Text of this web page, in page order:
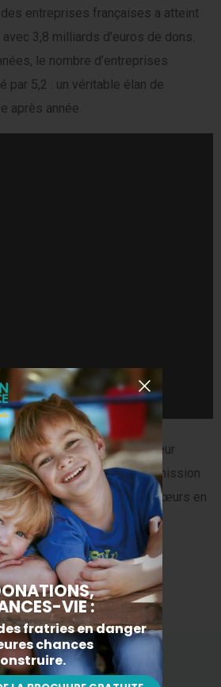
entreprises françaises a atteint
3,8 milliards d’euros de dons.
le nombre d’entreprises
par 5,2 : un véritable élan de
après année.
nos partenaires pour leur
activement à notre mission
et d’éduquer des frères et sœurs en
!